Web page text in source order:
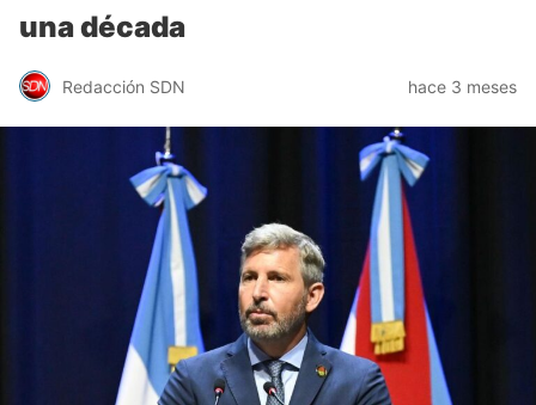
una década
Redacción SDN hace 3 meses